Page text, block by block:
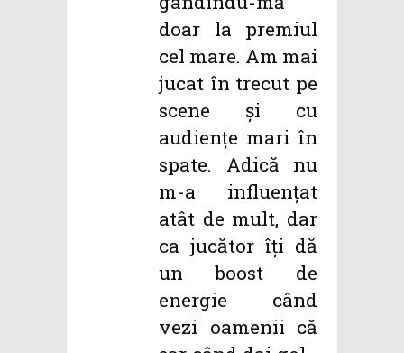
doar la premiul
cel mare. Am mai
jucat în trecut pe
scene și cu
audiențe mari în
spate. Adică nu
m-a influențat
atât de mult, dar
ca jucător îți dă
un boost de
energie când
vezi oamenii că